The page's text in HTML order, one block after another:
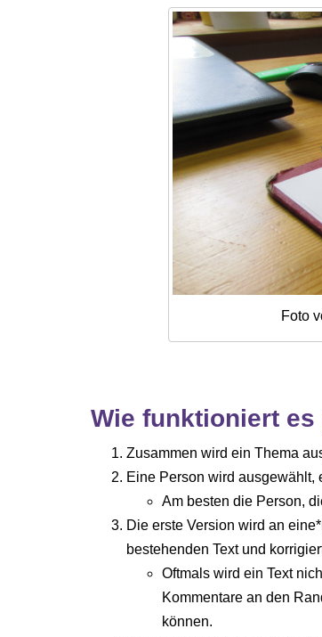
Foto
Wie funktioniert es
Zusammen wird ein Thema
Eine Person wird ausgewählt,
Am besten die Person,
Die erste Version wird an
bestehenden Text und
Oftmals wird ein Text
Kommentare an den
können.